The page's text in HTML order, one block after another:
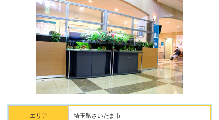
エリア 埼玉県さいたま市